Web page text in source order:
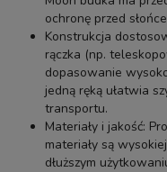
ochronę przed
Konstrukcja
rączka (np.
dopasowanie
jedną ręką ułatwia
transportu.
Materiały i jakość:
materiały są
dłuższym